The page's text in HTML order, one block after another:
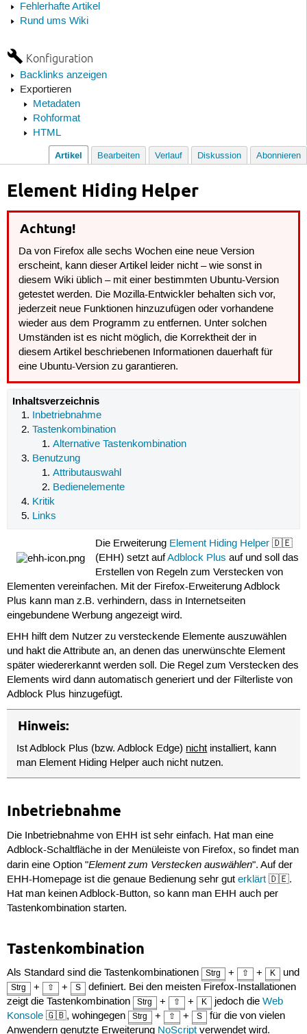
Fehlerhafte Artikel
Rund ums Wiki
Konfiguration
Backlinks anzeigen
Exportieren
Metadaten
Rohformat
HTML
Artikel Bearbeiten Verlauf Diskussion Abonnieren
Element Hiding Helper
Achtung!
Da von Firefox alle sechs Wochen eine neue Version
erscheint, kann dieser Artikel leider nicht – wie sonst in
diesem Wiki üblich – mit einer bestimmten Ubuntu-Version
getestet werden. Die Mozilla-Entwickler behalten sich vor,
jederzeit neue Funktionen hinzuzufügen oder vorhandene
wieder aus dem Programm zu entfernen. Unter solchen
Umständen ist es nicht möglich, die Korrektheit der in
diesem Artikel beschriebenen Informationen dauerhaft für
eine Ubuntu-Version zu garantieren.
Inhaltsverzeichnis
Inbetriebnahme
Tastenkombination
Alternative Tastenkombination
Benutzung
Attributauswahl
Bedienelemente
Kritik
Links
Die Erweiterung Element Hiding Helper 🇩🇪
(EHH) setzt aufAdblock Plus auf und soll das
Erstellen von Regeln zum Verstecken von
Elementen vereinfachen. Mit der Firefox-Erweiterung Adblock
Plus kann man z.B. verhindern, dass in Internetseiten
eingebundene Werbung angezeigt wird.
EHH hilft dem Nutzer zu versteckende Elemente auszuwählen
und hakt die Attribute an, an denen das unerwünschte Element
später wiedererkannt werden soll. Die Regel zum Verstecken des
Elements wird dann automatisch generiert und der Filterliste von
Adblock Plus hinzugefügt.
Hinweis:
Ist Adblock Plus (bzw. Adblock Edge) nicht installiert, kann
man Element Hiding Helper auch nicht nutzen.
Inbetriebnahme
Die Inbetriebnahme von EHH ist sehr einfach. Hat man eine
Adblock-Schaltfläche in der Menüleiste von Firefox, so findet man
darin eine Option "Element zum Verstecken auswählen". Auf der
EHH-Homepage ist die genaue Bedienung sehr gut erklärt🇩🇪.
Hat man keinen Adblock-Button, so kann man EHH auch per
Tastenkombination starten.
Tastenkombination
Als Standard sind die Tastenkombinationen Strg + ⇧ + K und
Strg + ⇧ + S
definiert. Bei den meisten Firefox-Installationen
zeigt die Tastenkombination
Strg + ⇧ + K jedoch die Web
Konsole🇬🇧, wohingegen Strg + ⇧ + S
für die von vielen
Anwendern genutzte Erweiterung NoScriptverwendet wird.